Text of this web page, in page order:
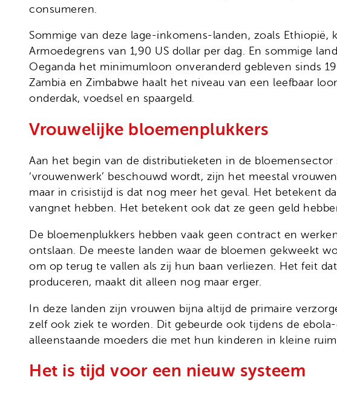
consumeren.
Sommige van deze lage-inkomens-landen, zoals
Armoedegrens van 1,90 US dollar per dag. En sommige
Oeganda het minimumloon onveranderd gebleven sinds
Zambia en Zimbabwe haalt het niveau van een leefbaar
onderdak, voedsel en spaargeld.
Vrouwelijke bloemenplukkers
Aan het begin van de distributieketen in de
‘vrouwenwerk’ beschouwd wordt, zijn het meestal
maar in crisistijd is dat nog meer het geval. Het betekent
vangnet hebben. Het betekent ook dat ze geen geld
De bloemenplukkers hebben vaak geen contract en
ontslaan. De meeste landen waar de bloemen gekweekt
om op terug te vallen als zij hun baan verliezen. Het feit
produceren, maakt dit alleen nog maar erger.
In deze landen zijn vrouwen bijna altijd de primaire
zelf ook ziek te worden. Dit gebeurde ook tijdens de
alleenstaande moeders die met hun kinderen in kleine
Het is tijd voor een nieuw systeem